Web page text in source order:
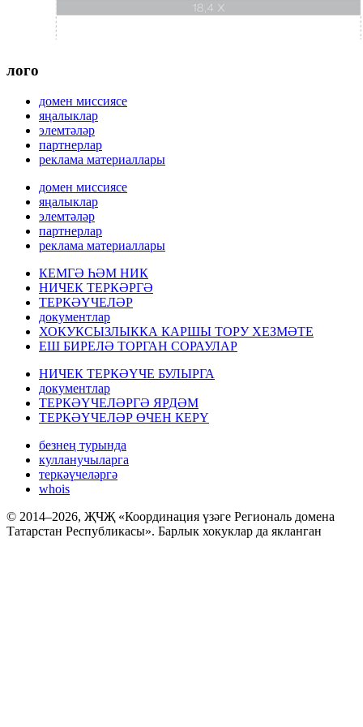
лого
домен миссиясе
яңалыклар
элемтәләр
партнерлар
реклама материаллары
домен миссиясе
яңалыклар
элемтәләр
партнерлар
реклама материаллары
КЕМГӘ ҺӘМ НИК
НИЧЕК ТЕРКӘРГӘ
ТЕРКӘҮЧЕЛӘР
документлар
ХОКУКСЫЗЛЫККА КАРШЫ ТОРУ ХЕЗМӘТЕ
ЕШ БИРЕЛӘ ТОРГАН СОРАУЛАР
НИЧЕК ТЕРКӘҮЧЕ БУЛЫРГА
документлар
ТЕРКӘҮЧЕЛӘРГӘ ЯРДӘМ
ТЕРКӘҮЧЕЛӘР ӨЧЕН КЕРҮ
безнең турында
кулланучыларга
теркәүчеләргә
whois
© 2014–2026, ҖЧҖ «Координация үзәге Региональ домена
Татарстан Республикасы». Барлык хокуклар да якланган